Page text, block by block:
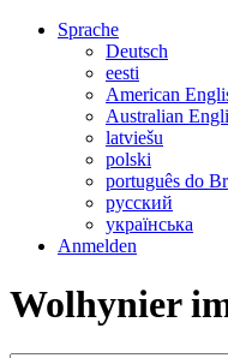
Sprache
Deutsch
eesti
American
Australian
latviešu
polski
português do
русский
українська
Anmelden
Wolhynier